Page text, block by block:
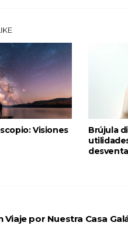
Visiones
Brújula
Viaje por Nuestra Casa